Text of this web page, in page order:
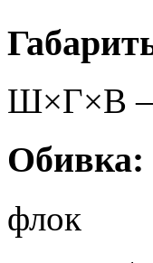
Ш×Г×В
Обивка:
флок